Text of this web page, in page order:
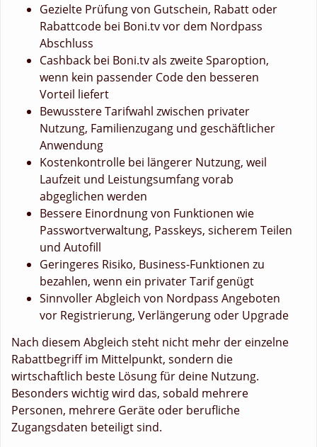
Gezielte Prüfung von Gutschein, Rabatt oder
Rabattcode bei Boni.tv vor dem Nordpass
Abschluss
Cashback bei Boni.tv als zweite Sparoption,
wenn kein passender Code den besseren
Vorteil liefert
Bewusstere Tarifwahl zwischen privater
Nutzung, Familienzugang und geschäftlicher
Anwendung
Kostenkontrolle bei längerer Nutzung, weil
Laufzeit und Leistungsumfang vorab
abgeglichen werden
Bessere Einordnung von Funktionen wie
Passwortverwaltung, Passkeys, sicherem Teilen
und Autofill
Geringeres Risiko, Business-Funktionen zu
bezahlen, wenn ein privater Tarif genügt
Sinnvoller Abgleich von Nordpass Angeboten
vor Registrierung, Verlängerung oder Upgrade
Nach diesem Abgleich steht nicht mehr der einzelne
Rabattbegriff im Mittelpunkt, sondern die
wirtschaftlich beste Lösung für deine Nutzung.
Besonders wichtig wird das, sobald mehrere
Personen, mehrere Geräte oder berufliche
Zugangsdaten beteiligt sind.